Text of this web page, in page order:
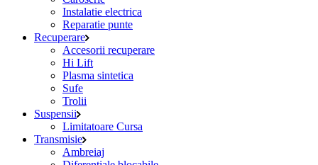
Instalatie electrica
Reparatie punte
Recuperare
Accesorii recuperare
Hi Lift
Plasma sintetica
Sufe
Trolii
Suspensii
Limitatoare Cursa
Transmisie
Ambreiaj